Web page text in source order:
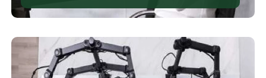
SISTEMAS DE VIGILÂNCIA
TOTENS DE MONITORAMENTO